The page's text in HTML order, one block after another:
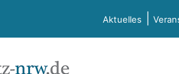
Aktuelles